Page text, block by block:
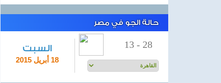
حالة الجو في مصر
السبت
18 أبريل 2015
13 - 28